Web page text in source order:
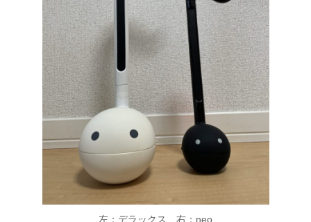
左：デラックス 右：neo